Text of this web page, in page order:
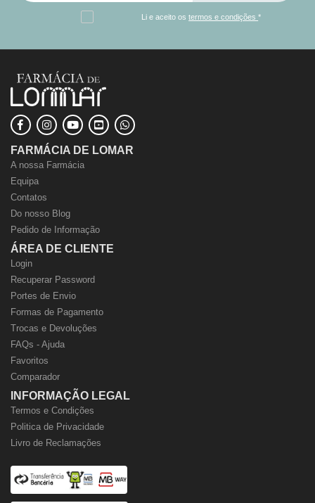
Li e aceito ostermos e condições*
FARMÁCIA DE LOMAR
A nossa Farmácia
Equipa
Contatos
Do nosso Blog
Pedido de Informação
ÁREA DE CLIENTE
Login
Recuperar Password
Portes de Envio
Formas de Pagamento
Trocas e Devoluções
FAQs - Ajuda
Favoritos
Comparador
INFORMAÇÃO LEGAL
Termos e Condições
Politica de Privacidade
Livro de Reclamações